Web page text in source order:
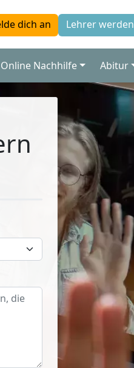
dich an Lehrer werden
Online Nachhilfe Abitur